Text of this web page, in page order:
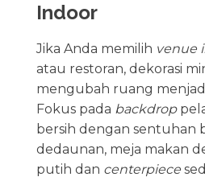
Indoor
Jika Anda memilih venue
atau restoran, dekorasi
mengubah ruang
Fokus pada backdrop
bersih dengan sentuhan
dedaunan, meja makan
putih dan centerpiece